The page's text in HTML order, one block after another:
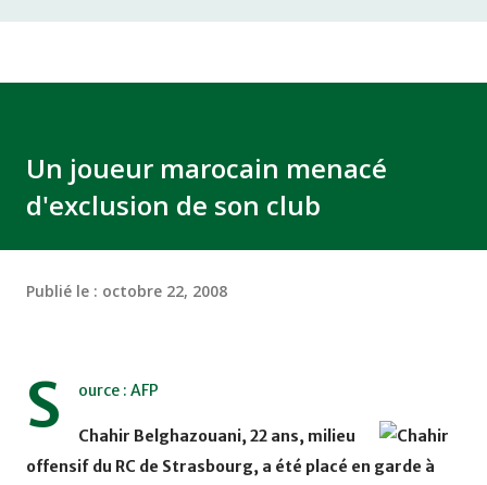
Un joueur marocain menacé
d'exclusion de son club
Publié le : octobre 22, 2008
S ource : AFP
Chahir Belghazouani, 22 ans, milieu
offensif du RC de Strasbourg, a été placé en garde à